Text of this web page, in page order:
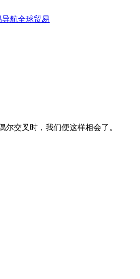
导航全球贸易
尔交叉时，我们便这样相会了。